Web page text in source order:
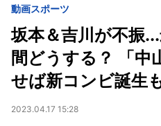
動画スポーツ
坂本＆吉川が不振
間どうする？ 「中
せば新コンビ誕生
2023.04.17 15:28